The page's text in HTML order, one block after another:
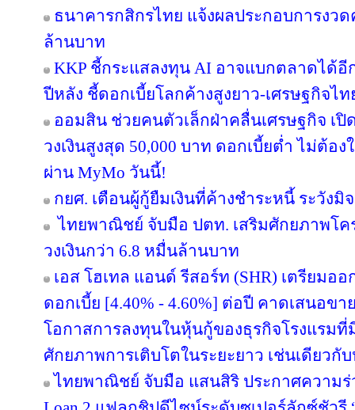
ธนาคารกสิกรไทย แจ้งผลประกอบการงวด
ล้านบาท
KKP ชี้กระแสลงทุน AI อาจแบกตลาดได้อี
ปีหลัง ชี้ดอกเบี้ยโลกค้างสูงยาว-เศรษฐกิจไท
ออมสิน ช่วยคนตัวเล็กฝ่าคลื่นเศรษฐกิจ เ
วงเงินสูงสุด 50,000 บาท ดอกเบี้ยต่ำ ไม่ต้
ผ่าน MyMo วันนี้!
กยศ. เตือนผู้กู้ยืมเงินที่ค้างชำระหนี้ ระวัง
ไทยพาณิชย์ จับมือ ปตท. เสริมศักยภาพโค
วงเงินกว่า 6.8 หมื่นล้านบาท
เอส โฮเทล แอนด์ รีสอร์ท (SHR) เตรียมอ
ดอกเบี้ย [4.40% - 4.60%] ต่อปี คาดเสนอขา
โอกาสการลงทุนในหุ้นกู้ของธุรกิจโรงแรม
ศักยภาพการเติบโตในระยะยาว เช่นเดียวกั
ไทยพาณิชย์ จับมือ แสนสิริ ประกาศความร่